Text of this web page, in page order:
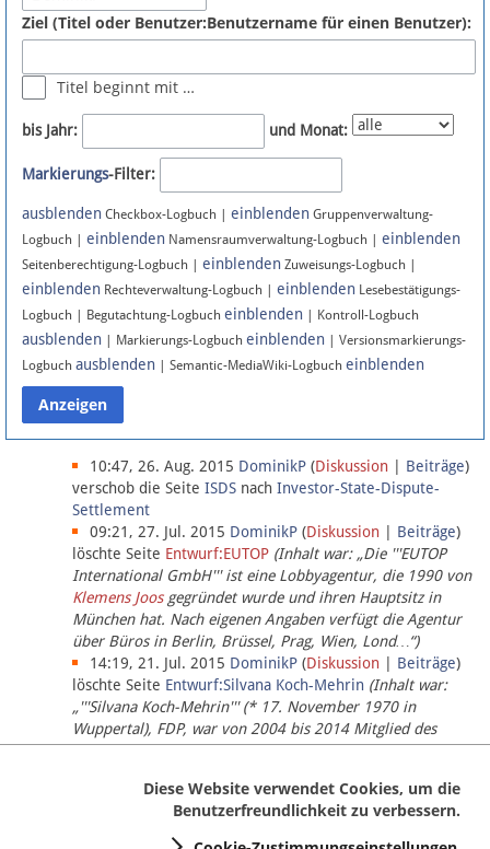
Newsletter
Bluesky
Facebook
Instagram
Anmelden
Datenschutz
Über Lobbypedia
Impressum
Ziel (Titel oder Benutzer:Benutzername für einen Benutzer):
Titel beginnt mit …
bis Jahr: und Monat:
Markierungs-Filter:
ausblenden Checkbox-Logbuch | einblenden Gruppenverwaltung-
Logbuch | einblenden Namensraumverwaltung-Logbuch | einblenden
Seitenberechtigung-Logbuch | einblenden Zuweisungs-Logbuch |
einblenden Rechteverwaltung-Logbuch | einblenden Lesebestätigungs-
Logbuch | Begutachtung-Logbuch einblenden | Kontroll-Logbuch
ausblenden | Markierungs-Logbuch einblenden | Versionsmarkierungs-
Logbuch ausblenden | Semantic-MediaWiki-Logbuch einblenden
10:47, 26. Aug. 2015 DominikP (Diskussion Beiträge)
verschob die Seite ISDS nach Investor-State-Dispute-
Settlement
09:21, 27. Jul. 2015 DominikP (Diskussion Beiträge)
löschte Seite Entwurf:EUTOP (Inhalt war: „Die '''EUTOP
International GmbH''' ist eine Lobbyagentur, die 1990 von
Klemens Joosgegründet wurde und ihren Hauptsitz in
München hat. Nach eigenen Angaben verfügt die Agentur
über Büros in Berlin, Brüssel, Prag, Wien, Lond…“)
14:19, 21. Jul. 2015 DominikP (Diskussion Beiträge)
löschte Seite Entwurf:Silvana Koch-Mehrin (Inhalt war:
„'''Silvana Koch-Mehrin''' (* 17. November 1970 in
Wuppertal), FDP, war von 2004 bis 2014 Mitglied des
Europäischen Parlaments, seit November 2014 ist sie für
Diese Website verwendet Cookies, um die
Benutzerfreundlichkeit zu verbessern.